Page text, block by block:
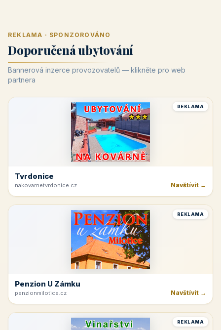
REKLAMA · SPONZOROVÁNO
Doporučená ubytování
Bannerová inzerce provozovatelů — klikněte pro web
partnera
REKLAMA
Tvrdonice
nakovarnetvrdonice.cz Navštívit →
REKLAMA
Penzion U Zámku
penzionmilotice.cz Navštívit →
REKLAMA